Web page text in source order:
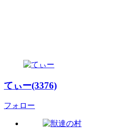
てぃー(3376)
フォロー